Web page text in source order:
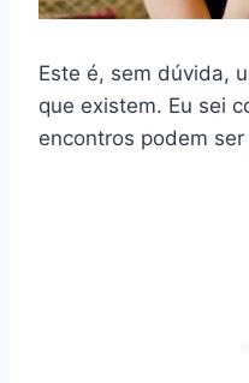
Este é, sem dúvida,
que existem. Eu sei
encontros podem